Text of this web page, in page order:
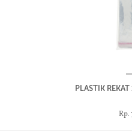
PLASTIK
Rp.